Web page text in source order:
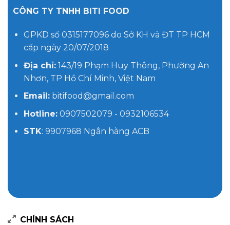
CÔNG TY TNHH BITI FOOD
GPKD số 0315177096 do Sở KH và ĐT TP HCM
cấp ngày 20/07/2018
Địa chỉ:143/19 Phạm Huy Thông, Phường An
Nhơn, TP Hồ Chí Minh, Việt Nam
Email:bitifood@gmail.com
Hotline:0907502079 - 0932106534
STK: 9907968 Ngân hàng ACB
CHÍNH SÁCH